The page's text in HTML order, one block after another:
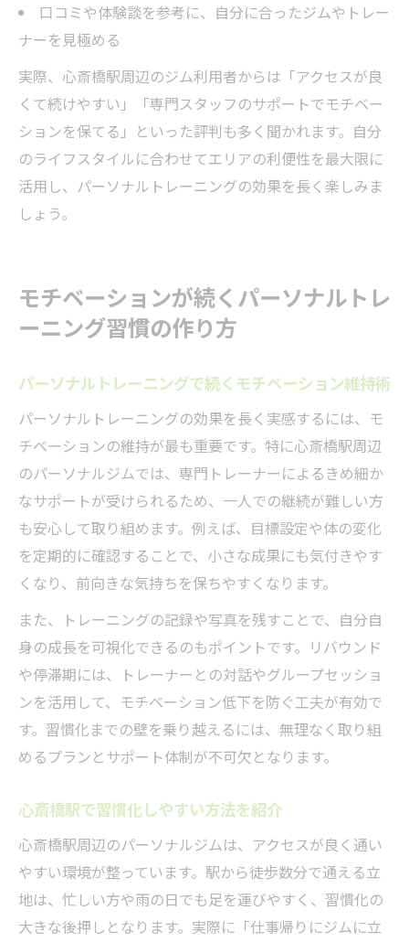
口コミや体験談を参考に、自分に合ったジムやトレー
ナーを見極める
実際、心斎橋駅周辺のジム利用者からは「アクセスが良
くて続けやすい」「専門スタッフのサポートでモチベー
ションを保てる」といった評判も多く聞かれます。自分
のライフスタイルに合わせてエリアの利便性を最大限に
活用し、パーソナルトレーニングの効果を長く楽しみま
しょう。
モチベーションが続くパーソナルトレ
ーニング習慣の作り方
パーソナルトレーニングで続くモチベーション維持術
パーソナルトレーニングの効果を長く実感するには、モ
チベーションの維持が最も重要です。特に心斎橋駅周辺
のパーソナルジムでは、専門トレーナーによるきめ細か
なサポートが受けられるため、一人での継続が難しい方
も安心して取り組めます。例えば、目標設定や体の変化
を定期的に確認することで、小さな成果にも気付きやす
くなり、前向きな気持ちを保ちやすくなります。
また、トレーニングの記録や写真を残すことで、自分自
身の成長を可視化できるのもポイントです。リバウンド
や停滞期には、トレーナーとの対話やグループセッショ
ンを活用して、モチベーション低下を防ぐ工夫が有効で
す。習慣化までの壁を乗り越えるには、無理なく取り組
めるプランとサポート体制が不可欠となります。
心斎橋駅で習慣化しやすい方法を紹介
心斎橋駅周辺のパーソナルジムは、アクセスが良く通い
やすい環境が整っています。駅から徒歩数分で通える立
地は、忙しい方や雨の日でも足を運びやすく、習慣化の
大きな後押しとなります。実際に「仕事帰りにジムに立